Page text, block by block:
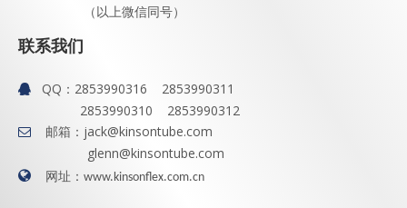
（以上微信同号）
联系我们
 QQ： 2853990316 2853990311
2853990310 2853990312
 邮箱： jack@kinsontube.com
glenn@kinsontube.com
 网址： www.kinsonflex.com.cn